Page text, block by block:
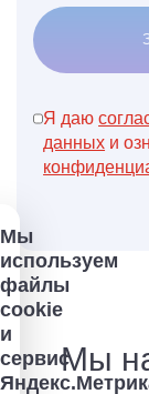
Я даю
данных и
Мы
Мы
используем
файлы
cookie
и
сервис